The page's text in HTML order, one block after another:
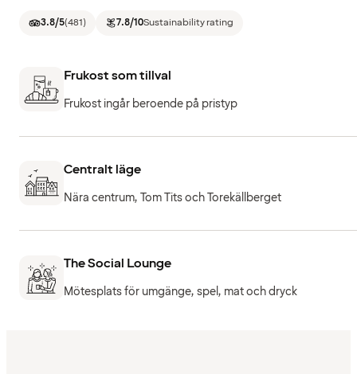
3.8/5(481) 7.8/10Sustainability rating
Frukost som tillval
Frukost ingår beroende på pristyp
Centralt läge
Nära centrum, Tom Tits och Torekällberget
The Social Lounge
Mötesplats för umgänge, spel, mat och dryck